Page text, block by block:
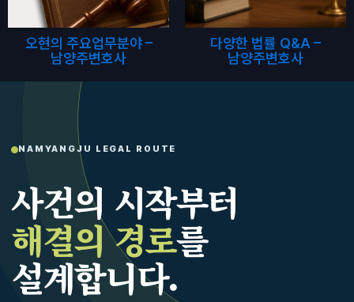
오현의 주요업무분야 –
남양주변호사
다양한 법률 Q&A –
남양주변호사
NAMYANGJU LEGAL ROUTE
사건의 시작부터
해결의 경로를
설계합니다.